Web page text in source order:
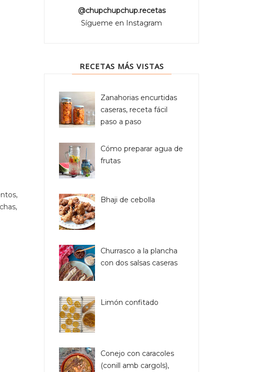
@chupchupchup.recetas
Sígueme en Instagram
RECETAS MÁS VISTAS
Zanahorias encurtidas
caseras, receta fácil
paso a paso
Cómo preparar agua de
frutas
Bhaji de cebolla
Churrasco a la plancha
con dos salsas caseras
Limón confitado
Conejo con caracoles
(conill amb cargols),